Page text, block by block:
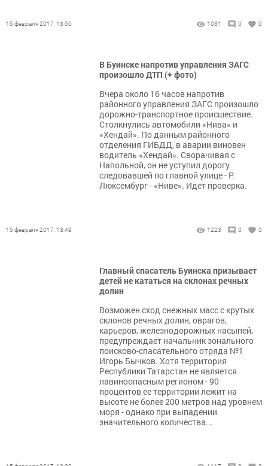
15 февраля 2017, 13:50 1031 0 0
В Буинске напротив управления ЗАГС
произошло ДТП (+ фото)
Вчера около 16 часов напротив
районного управления ЗАГС произошло
дорожно-транспортное происшествие.
Столкнулись автомобили «Нива» и
«Хендай». По данным районного
отделения ГИБДД, в аварии виновен
водитель «Хендай». Сворачивая с
Напольной, он не уступил дорогу
следовавшей по главной улице - Р.
Люксембург - «Ниве». Идет проверка.
15 февраля 2017, 13:49 1223 0 0
Главный спасатель Буинска призывает
детей не кататься на склонах речных
долин
Возможен сход снежных масс с крутых
склонов речных долин, оврагов,
карьеров, железнодорожных насыпей,
предупреждает начальник зонального
поисково-спасательного отряда №1
Игорь Бычков. Хотя территория
Республики Татарстан не является
лавиноопасным регионом - 90
процентов ее территории лежит на
высоте не более 200 метров над уровнем
моря - однако при выпадении
значительного количества...